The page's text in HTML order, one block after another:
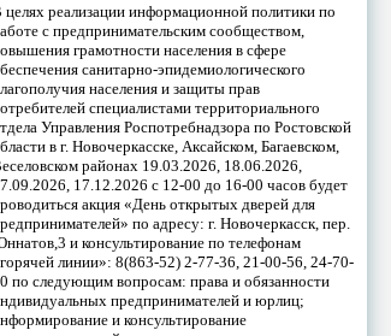
целях реализации информационной политики по
с предпринимательским сообществом,
грамотности населения в сфере
санитарно-эпидемиологического
населения и защиты прав
специалистами территориального
Управления Роспотребнадзора по Ростовской
в г. Новочеркасске, Аксайском, Багаевском,
районах 19.03.2026, 18.06.2026,
17.12.2026 с 12-00 до 16-00 часов будет
акция «День открытых дверей для
по адресу: г. Новочеркасск, пер.
и консультирование по телефонам
линии»: 8(863-52) 2-77-36, 21-00-56, 24-70-
по следующим вопросам: права и обязанности
предпринимателей и юрлиц;
и консультирование